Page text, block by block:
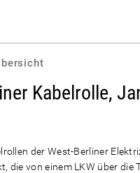
Kabelrolle,
der West-Berliner
die von einem LKW über die